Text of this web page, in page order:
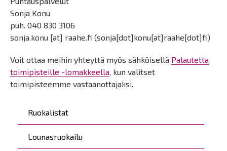
Päävalikko
Ruokalistat
Lounasruokailu
Sonja Konu
puh. 040 830 3106
sonja.konu [at] raahe.fi (sonja[dot]konu[at]raahe[dot]fi)
Voit ottaa meihin yhteyttä myös sähköisellä Palautetta
toimipisteille -lomakkeella, kun valitset
toimipisteemme vastaanottajaksi.